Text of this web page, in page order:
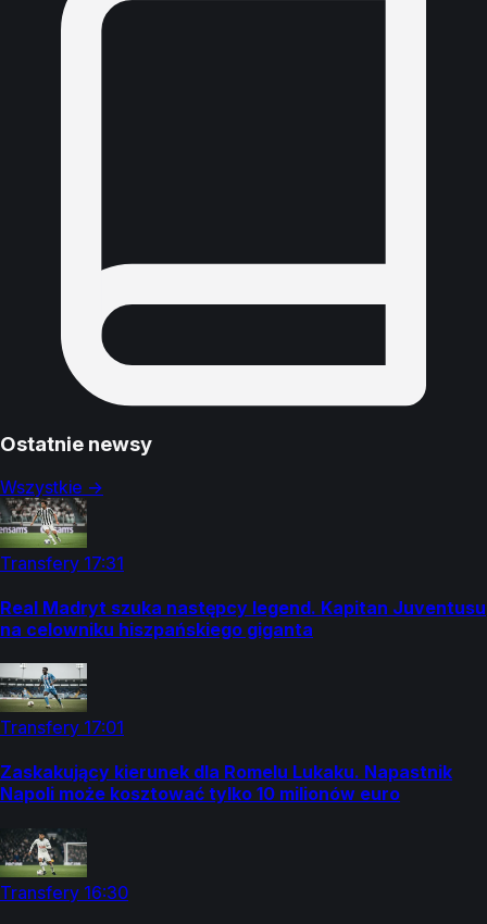
Ostatnie newsy
Wszystkie →
Transfery 17:31
Real Madryt szuka następcy legend. Kapitan Juventusu
na celowniku hiszpańskiego giganta
Transfery 17:01
Zaskakujący kierunek dla Romelu Lukaku. Napastnik
Napoli może kosztować tylko 10 milionów euro
Transfery 16:30